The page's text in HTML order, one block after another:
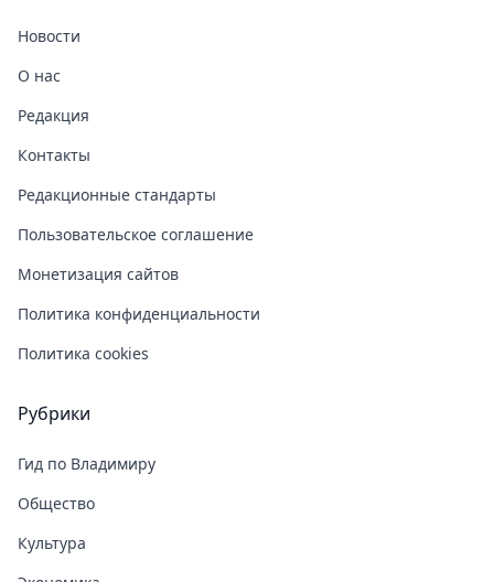
Новости
О нас
Редакция
Контакты
Редакционные стандарты
Пользовательское соглашение
Монетизация сайтов
Политика конфиденциальности
Политика cookies
Рубрики
Гид по Владимиру
Общество
Культура